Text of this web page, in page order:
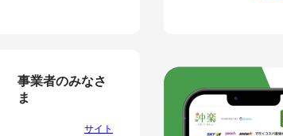
事業者のみなさ
ま
サイト